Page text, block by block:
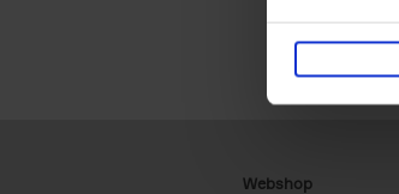
Webshop